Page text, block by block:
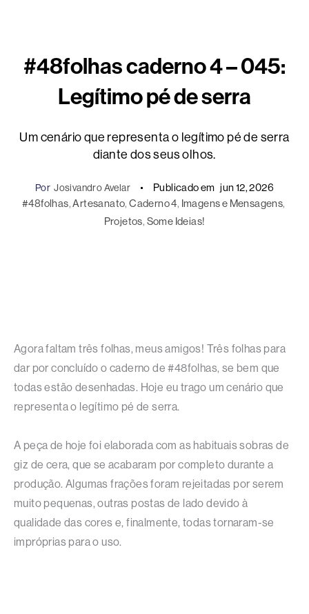
#48folhas caderno 4 – 045:
Legítimo pé de serra
Um cenário que representa o legítimo pé de serra
diante dos seus olhos.
Por Josivandro Avelar Publicado em jun 12, 2026
#48folhas, Artesanato, Caderno 4, Imagens e Mensagens
Projetos, Some Ideias!
Agora faltam três folhas, meus amigos! Três folhas para
dar por concluído o caderno de #48folhas, se bem que
todas estão desenhadas. Hoje eu trago um cenário que
representa o legítimo pé de serra.
A peça de hoje foi elaborada com as habituais sobras de
giz de cera, que se acabaram por completo durante a
produção. Algumas frações foram rejeitadas por serem
muito pequenas, outras postas de lado devido à
qualidade das cores e, finalmente, todas tornaram-se
impróprias para o uso.